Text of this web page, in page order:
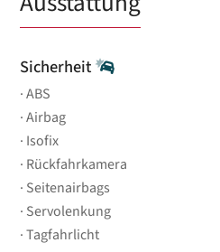
Sicherheit
ABS
Airbag
Isofix
Rückfahrkamera
Seitenairbags
Servolenkung
Tagfahrlicht